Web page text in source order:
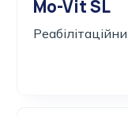
Mo-Vit SL